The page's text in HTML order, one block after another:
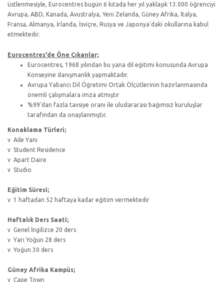
üstlenmesiyle, Eurocentres bugün 6 kıtada her yıl yaklaşık 13.000 öğrenciyi
Avrupa, ABD, Kanada, Avustralya, Yeni Zelanda, Güney Afrika, İtalya,
Fransa, Almanya, İrlanda, İsviçre, Rusya ve Japonya'daki okullarına kabul
etmektedir.
Eurocentres'de Öne Çıkanlar;
Eurocentres, 1968 yılından bu yana dil eğitimi konusunda Avrupa
Konseyine danışmanlık yapmaktadır.
Avrupa Yabancı Dil Öğretimi Ortak Ölçütlerinin hazırlanmasında
önemli çalışmalara imza atmıştır
%99'dan fazla tavsiye oranı ile uluslararası bağımsız kuruluşlar
tarafından da onaylanmıştır.
Konaklama Türleri;
v Aile Yanı
v Student Residence
v Apart Daire
v Studio
Eğitim Süresi;
v 1 haftadan 52 haftaya kadar eğitim vermektedir
Haftalık Ders Saati;
v Genel İngilizce 20 ders
v Yarı Yoğun 28 ders
v Yoğun 30 ders
Güney Afrika Kampüs;
v Cape Town